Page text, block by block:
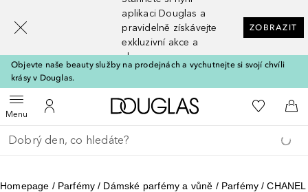
aplikaci Douglas a
pravidelně získávejte
exkluzivní akce a
slevy
ZOBRAZIT
Objevte naše beauty služby na prodejnách a vychutnejte si svojí chvíli
krásy v Douglas.
MenuOtevřít menuK mému účtu
Domů K mému
Do
Vraťte se
Proveďte vyhledávání
Homepage Parfémy Dámské parfémy a vůně Parfémy
[navigation.slideout.screenreader]